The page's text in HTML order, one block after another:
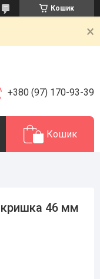
Кошик
+380 (97) 170-93-39
Кошик
кришка 46 мм